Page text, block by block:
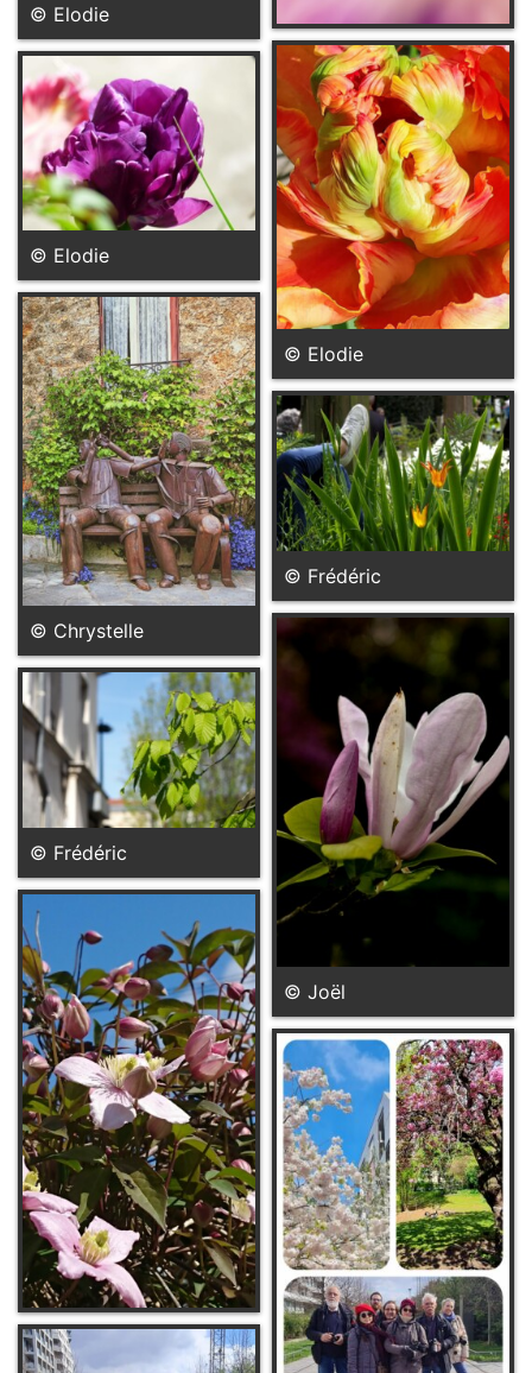
© Elodie
© Elodie
© Elodie
© Chrystelle
© Frédéric
© Joël
© Frédéric